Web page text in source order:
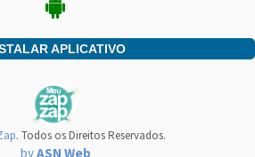
APLICATIVO
. Todos os Direitos Reservados.
byASN Web